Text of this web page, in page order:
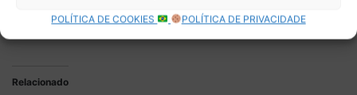
POLÍTICA DE COOKIES POLÍTICA DE PRIVACIDADE
Weekend in Tattoine da biblioteca do Youtube
Relacionado